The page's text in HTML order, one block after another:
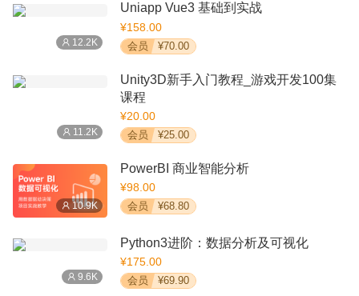
12.2K
Uniapp Vue3 基础到实战
¥158.00
会员 ¥70.00
11.2K
Unity3D新手入门教程_游戏开发100集
课程
¥20.00
会员 ¥25.00
10.9K
PowerBI 商业智能分析
¥98.00
会员 ¥68.80
9.6K
Python3进阶：数据分析及可视化
¥175.00
会员 ¥69.90